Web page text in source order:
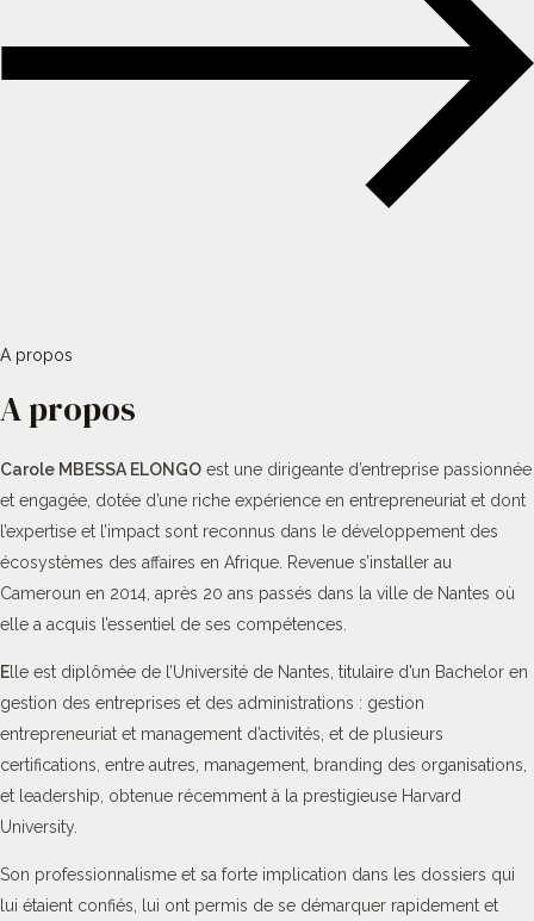
A propos
A propos
Carole MBESSA ELONGO est une dirigeante d’entreprise passionnée
et engagée, dotée d’une riche expérience en entrepreneuriat et dont
l’expertise et l’impact sont reconnus dans le développement des
écosystèmes des affaires en Afrique. Revenue s’installer au
Cameroun en 2014, après 20 ans passés dans la ville de Nantes où
elle a acquis l’essentiel de ses compétences.
E lle est diplômée de l’Université de Nantes, titulaire d’un Bachelor en
gestion des entreprises et des administrations : gestion
entrepreneuriat et management d’activités, et de plusieurs
certifications, entre autres, management, branding des organisations,
et leadership, obtenue récemment à la prestigieuse Harvard
University.
Son professionnalisme et sa forte implication dans les dossiers qui
lui étaient confiés, lui ont permis de se démarquer rapidement et